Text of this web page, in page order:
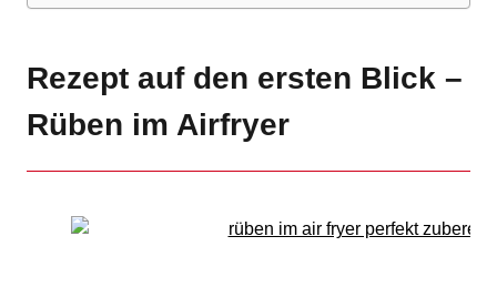
Rezept auf den ersten Blick –
Rüben im Airfryer